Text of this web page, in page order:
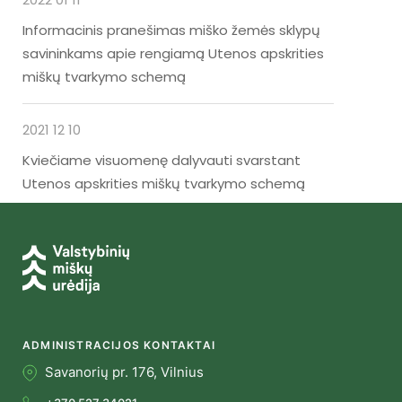
Informacinis pranešimas miško žemės sklypų
savininkams apie rengiamą Utenos apskrities
miškų tvarkymo schemą
2021 12 10
Kviečiame visuomenę dalyvauti svarstant
Utenos apskrities miškų tvarkymo schemą
ADMINISTRACIJOS KONTAKTAI
Savanorių pr. 176, Vilnius